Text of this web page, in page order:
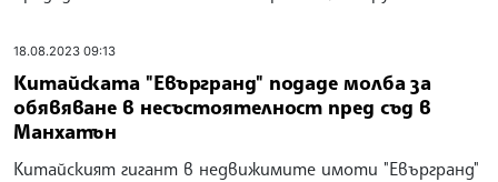
18.08.2023 09:13
Китайската "Евъргранд" подаде молба за
обявяване в несъстоятелност пред съд в
Манхатън
Китайският гигант в недвижимите имоти "Евъргранд"